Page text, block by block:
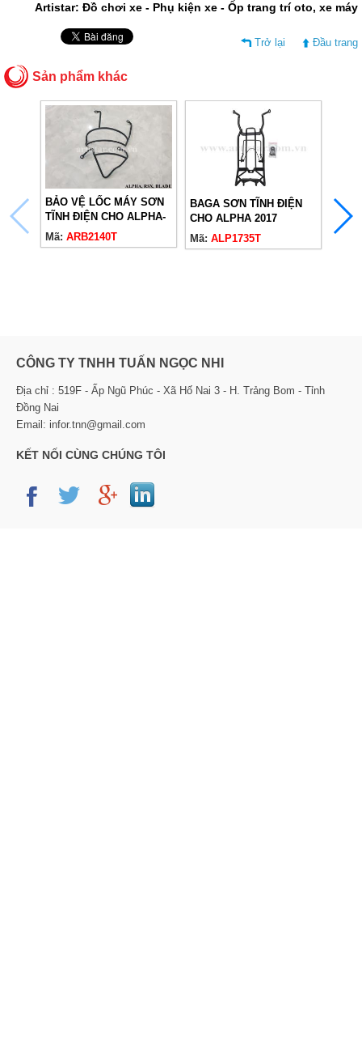
Artistar: Đồ chơi xe - Phụ kiện xe - Ốp trang trí oto, xe máy
Trở lại Đầu trang
Sản phẩm khác
BẢO VỆ LỐC MÁY SƠN
TĨNH ĐIỆN CHO ALPHA-
RSX-BLADE
Mã: ARB2140T
BAGA SƠN TĨNH ĐIỆN
CHO ALPHA 2017
Mã: ALP1735T
BẢO
CÔNG TY TNHH TUẤN NGỌC NHI
Địa chỉ : 519F - Ấp Ngũ Phúc - Xã Hố Nai 3 - H. Trảng Bom - Tỉnh
Đồng Nai
Email: infor.tnn@gmail.com
KẾT NỐI CÙNG CHÚNG TÔI